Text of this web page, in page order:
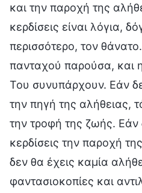
και την παροχή της
κερδίσεις είναι λόγια,
περισσότερο, τον
πανταχού παρούσα, και
Του συνυπάρχουν. Εάν
την πηγή της αλήθειας,
την τροφή της ζωής. Εάν
κερδίσεις την παροχή
δεν θα έχεις καμία
φαντασιοκοπίες και